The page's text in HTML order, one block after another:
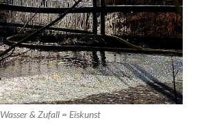
Wasser & Zufall = Eiskunst